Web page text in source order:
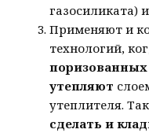
газосиликата)
Применяют и
технологий,
утепляют
утеплителя.
сделать и